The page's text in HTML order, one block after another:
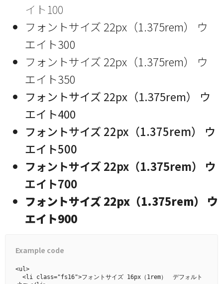
イト100
フォントサイズ 22px（1.375rem） ウ
エイト300
フォントサイズ 22px（1.375rem） ウ
エイト350
フォントサイズ 22px（1.375rem） ウ
エイト400
フォントサイズ 22px（1.375rem） ウ
エイト500
フォントサイズ 22px（1.375rem） ウ
エイト700
フォントサイズ 22px（1.375rem） ウ
エイト900
Example code
<ul>